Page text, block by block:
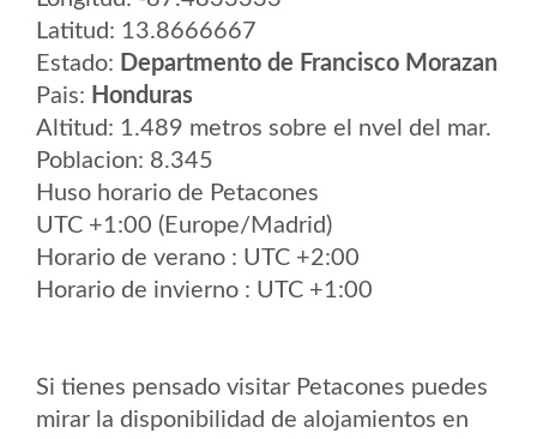
Latitud: 13.8666667
Estado: Departmento de Francisco Morazan
Pais: Honduras
Altitud: 1.489 metros sobre el nvel del mar.
Poblacion: 8.345
Huso horario de Petacones
UTC +1:00 (Europe/Madrid)
Horario de verano : UTC +2:00
Horario de invierno : UTC +1:00
Si tienes pensado visitar Petacones puedes
mirar la disponibilidad de alojamientos en